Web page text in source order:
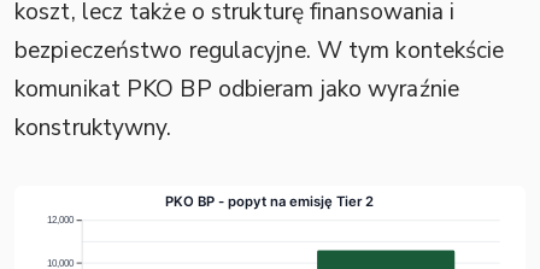
koszt, lecz także o strukturę finansowania i
bezpieczeństwo regulacyjne. W tym kontekście
komunikat PKO BP odbieram jako wyraźnie
konstruktywny.